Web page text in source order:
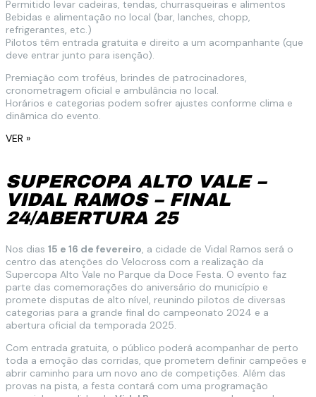
Permitido levar cadeiras, tendas, churrasqueiras e alimentos
Bebidas e alimentação no local (bar, lanches, chopp,
refrigerantes, etc.)
Pilotos têm entrada gratuita e direito a um acompanhante (que
deve entrar junto para isenção).
Premiação com troféus, brindes de patrocinadores,
cronometragem oficial e ambulância no local.
Horários e categorias podem sofrer ajustes conforme clima e
dinâmica do evento.
VER »
SUPERCOPA ALTO VALE –
VIDAL RAMOS – FINAL
24/ABERTURA 25
Nos dias 15 e 16 de fevereiro, a cidade de Vidal Ramos será o
centro das atenções do Velocross com a realização da
Supercopa Alto Vale no Parque da Doce Festa. O evento faz
parte das comemorações do aniversário do município e
promete disputas de alto nível, reunindo pilotos de diversas
categorias para a grande final do campeonato 2024 e a
abertura oficial da temporada 2025.
Com entrada gratuita, o público poderá acompanhar de perto
toda a emoção das corridas, que prometem definir campeões e
abrir caminho para um novo ano de competições. Além das
provas na pista, a festa contará com uma programação